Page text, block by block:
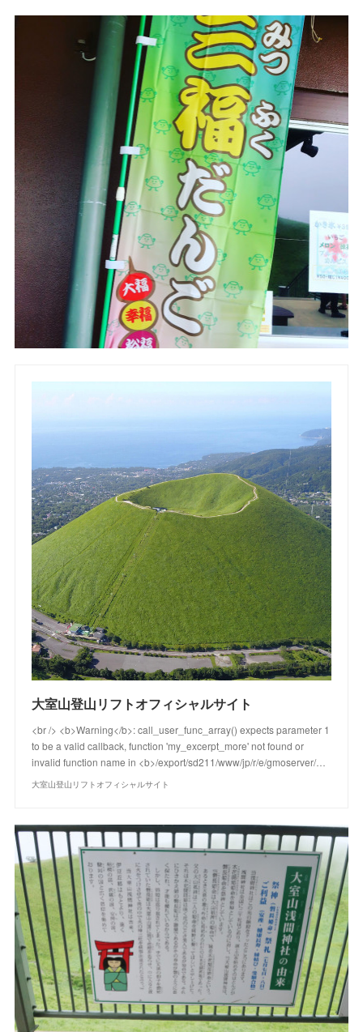
大室山登山リフトオフィシャルサイト
<br /> <b>Warning</b>: call_user_func_array() expects parameter 1
to be a valid callback, function 'my_excerpt_more' not found or
invalid function name in <b>/export/sd211/www/jp/r/e/gmoserver/…
大室山登山リフトオフィシャルサイト